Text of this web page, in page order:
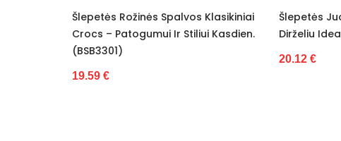
Originali gamintojo pakuotė
Lytis
Spalvos Klasikiniai
Ir Stiliui Kasdien.
Šlepetės Juodos Ventiliuojamos Su
Dirželiu Ideal Shoes (BSB3303)